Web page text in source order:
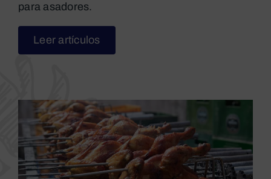
para asadores.
Leer artículos